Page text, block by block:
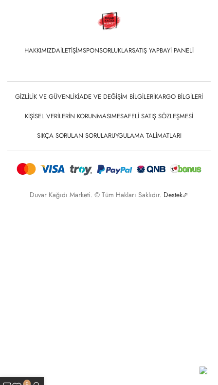
HAKKIMIZDAİLETIŞIMSPONSORLUKLARSATIŞ YAPBAYI PANELI
GIZLILIK VE GÜVENLIKİADE VE DEĞIŞIM BILGILERIKARGO BILGILERI
KIŞISEL VERILERIN KORUNMASIMESAFELI SATIŞ SÖZLEŞMESI
SIKÇA SORULAN SORULARUYGULAMA TALIMATLARI
Duvar Kağıdı Marketi. © Tüm Hakları Saklıdır. Destek⬀
0